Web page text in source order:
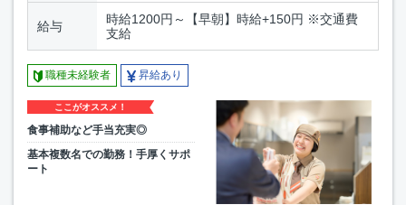
給与
時給1200円～【早朝】時給+150円 ※交通費
支給
職種未経験者 昇給あり
ここがオススメ！
食事補助など手当充実◎
基本複数名での勤務！手厚くサポ
ート